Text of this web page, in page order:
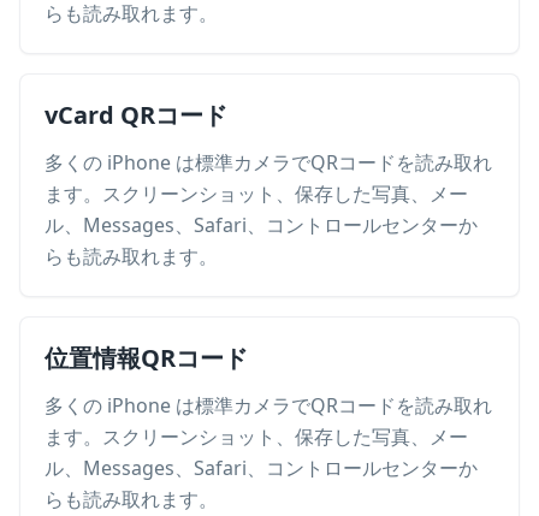
らも読み取れます。
vCard QRコード
多くの iPhone は標準カメラでQRコードを読み取れ
ます。スクリーンショット、保存した写真、メー
ル、Messages、Safari、コントロールセンターか
らも読み取れます。
位置情報QRコード
多くの iPhone は標準カメラでQRコードを読み取れ
ます。スクリーンショット、保存した写真、メー
ル、Messages、Safari、コントロールセンターか
らも読み取れます。